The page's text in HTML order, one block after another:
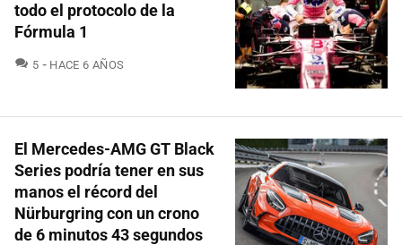
todo el protocolo de la
Fórmula 1
5 COMENTARIOS
HACE 6 AÑOS
El Mercedes-AMG GT Black
Series podría tener en sus
manos el récord del
Nürburgring con un crono
de 6 minutos 43 segundos